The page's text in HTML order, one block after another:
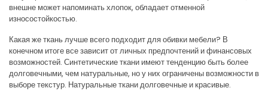
внешне может напоминать хлопок, обладает отменной
износостойкостью.
Какая же ткань лучше всего подходит для обивки мебели? В
конечном итоге все зависит от личных предпочтений и финансовых
возможностей. Синтетические ткани имеют тенденцию быть более
долговечными, чем натуральные, но у них ограничены возможности в
выборе текстур. Натуральные ткани долговечные и красивые.